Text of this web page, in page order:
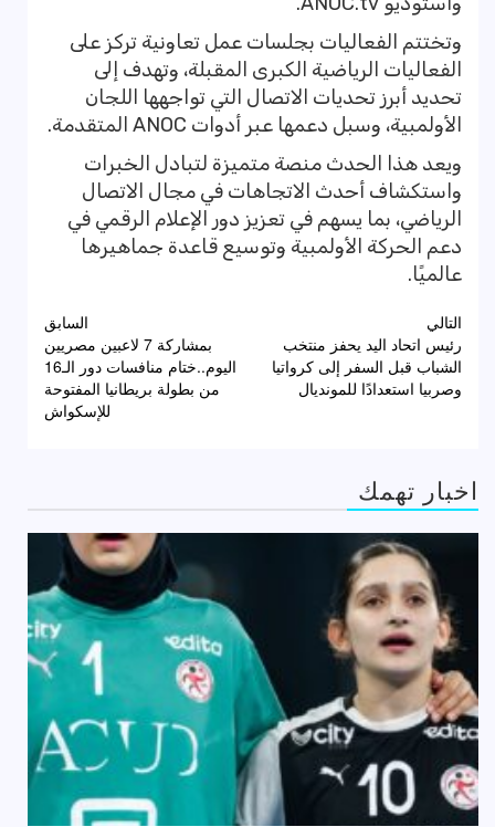
وتختتم الفعاليات بجلسات عمل تعاونية تركز على
الفعاليات الرياضية الكبرى المقبلة، وتهدف إلى
تحديد أبرز تحديات الاتصال التي تواجهها اللجان
الأولمبية، وسبل دعمها عبر أدوات ANOC المتقدمة.
ويعد هذا الحدث منصة متميزة لتبادل الخبرات
واستكشاف أحدث الاتجاهات في مجال الاتصال
الرياضي، بما يسهم في تعزيز دور الإعلام الرقمي في
دعم الحركة الأولمبية وتوسيع قاعدة جماهيرها
عالميًا.
تصفّح
المقالات
السابق
بمشاركة 7 لاعبين مصريين
اليوم..ختام منافسات دور الـ16
من بطولة بريطانيا المفتوحة
للإسكواش
التالي
رئيس اتحاد اليد يحفز منتخب
الشباب قبل السفر إلى كرواتيا
وصربيا استعدادًا للمونديال
اخبار تهمك